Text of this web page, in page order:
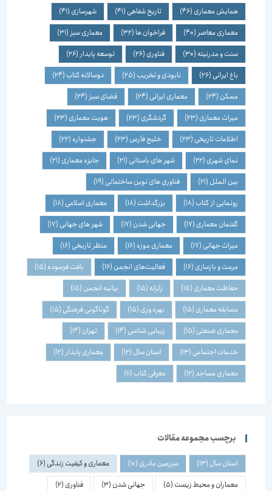
همایش معماری(46) تاریخ شفاهی(41) شهرسازی(41)
معماری معاصر(40) فراخوان ها(32) معماری سبز(31)
سنت و مدرنیته(30) فناوری(26) توسعه پایدار(26)
باغ ایرانی(26) نابودی و تخریب(25) دوسالانه کتاب(24)
مسکن(24) معماری ایرانی(24) فضای سبز(24)
میراث معماری(23) گردشگری(23) هویت معماری(23)
اطلاعات تاریخی(23) خلیج فارس(23) جشنواره(22)
نمای شهری(22) شهر های باستانی(21) جایزه معماری(21)
بین الملل(21) فناوری های نوین ساختمانی(19)
رونمایی از کتاب(18) بزرگداشت(18) معماری اسلامی(18)
گفتمان معماری(17) جهانی شدن(17) شهر های جهانی(17)
میراث جهانی(17) معماری موزه(16) منظر تاریخی(16)
مرمت و بازسازی(16) فعالیت‌های انجمن(16) بافت فرسوده(15)
حفاظت معماری(15) زلزله(15) بیانیه انجمن(15)
مسابقه معماری(15) بهره وری(15) گوناگونی فرهنگی(15)
معماری صنعتی(15) زیبایی شناسی(14) تهران(14)
خدمات اجتماعی(13) استان سال(12) معماری پایدار(12)
معماری مساجد(12) معرفی کتاب(11)
برچسب مجموعه مقالات
استان سال(13) سرزمین مادری(10) معماری و کیفیت زندگی(6)
معماران و محیط زیست(5) جهانی شدن(3) فناوری(2)